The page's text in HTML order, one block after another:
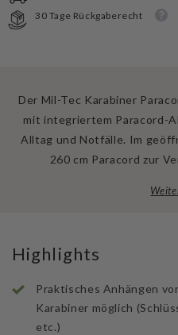
30 Tage Rückgaberecht
Der Mil-Tec Karabiner
mit integriertem Paracord-
Alltag und Notfälle. Im
260 cm Paracord zur
Highlights
Praktisches Anhängen
Karabiner möglich
etc.)